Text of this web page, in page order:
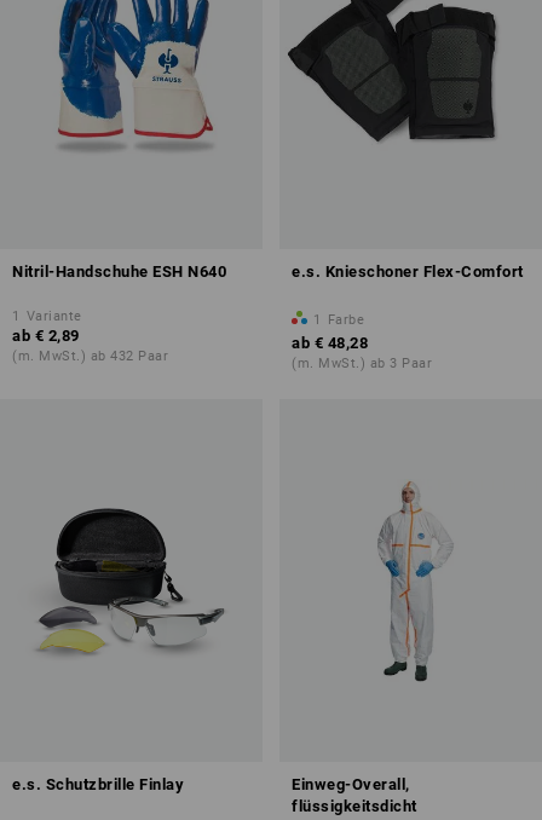
Nitril-Handschuhe ESH N640
1 Variante
ab € 2,89
(m. MwSt.) ab 432 Paar
e.s. Knieschoner Flex-Comfort
1 Farbe
ab € 48,28
(m. MwSt.) ab 3 Paar
e.s. Schutzbrille Finlay
Einweg-Overall,
flüssigkeitsdicht